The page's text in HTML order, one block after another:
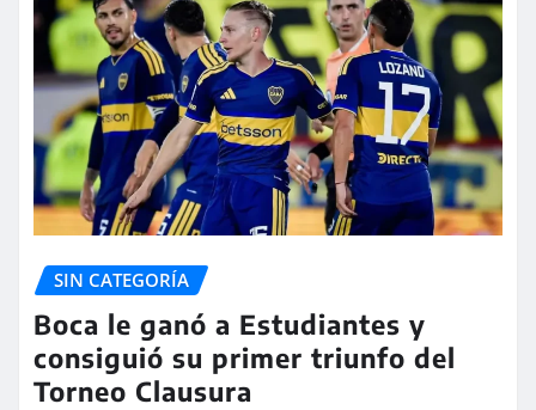
SIN CATEGORÍA
Boca le ganó a Estudiantes y
consiguió su primer triunfo del
Torneo Clausura